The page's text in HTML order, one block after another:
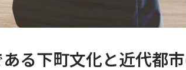
る下町文化と近代都